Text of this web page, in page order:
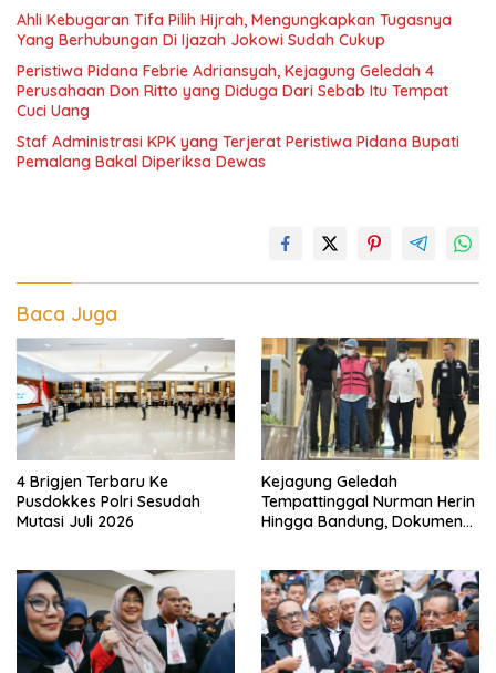
Ahli Kebugaran Tifa Pilih Hijrah, Mengungkapkan Tugasnya
Yang Berhubungan Di Ijazah Jokowi Sudah Cukup
Peristiwa Pidana Febrie Adriansyah, Kejagung Geledah 4
Perusahaan Don Ritto yang Diduga Dari Sebab Itu Tempat
Cuci Uang
Staf Administrasi KPK yang Terjerat Peristiwa Pidana Bupati
Pemalang Bakal Diperiksa Dewas
Baca Juga
4 Brigjen Terbaru Ke
Pusdokkes Polri Sesudah
Mutasi Juli 2026
Kejagung Geledah
Tempattinggal Nurman Herin
Hingga Bandung, Dokumen